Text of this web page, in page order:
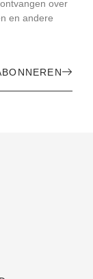
over
en andere